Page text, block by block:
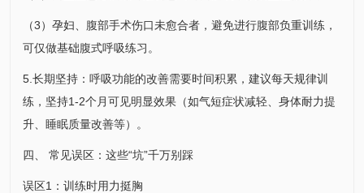
（3）孕妇、腹部手术伤口未愈合者，避免进行腹部负重训练，
可仅做基础腹式呼吸练习。
5.长期坚持：呼吸功能的改善需要时间积累，建议每天规律训
练，坚持1-2个月可见明显效果（如气短症状减轻、身体耐力提
升、睡眠质量改善等）。
四、 常见误区：这些“坑”千万别踩
误区1：训练时用力挺胸